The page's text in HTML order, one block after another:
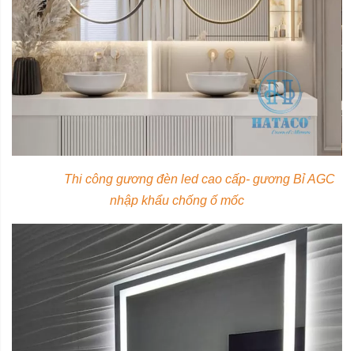
Thi công gương đèn led cao cấp- gương Bỉ AGC
nhập khẩu chống ố mốc